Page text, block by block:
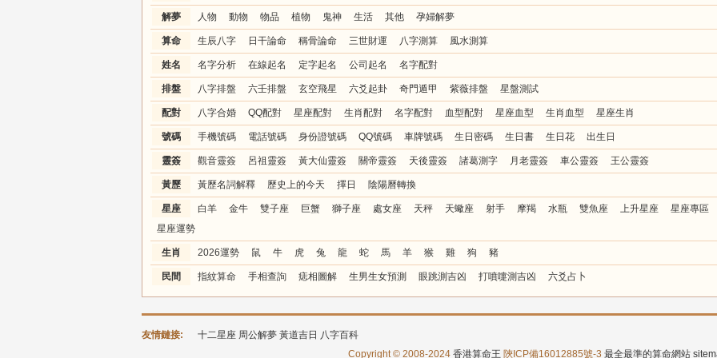
解夢 人物 動物 物品 植物 鬼神 生活 其他 孕婦解夢
算命 生辰八字 日干論命 稱骨論命 三世財運 八字測算 風水測算
姓名 名字分析 在線起名 定字起名 公司起名 名字配對
排盤 八字排盤 六壬排盤 玄空飛星 六爻起卦 奇門遁甲 紫薇排盤 星盤測試
配對 八字合婚 QQ配對 星座配對 生肖配對 名字配對 血型配對 星座血型 生肖血型 星座生肖
號碼 手機號碼 電話號碼 身份證號碼 QQ號碼 車牌號碼 生日密碼 生日書 生日花 出生日
靈簽 觀音靈簽 呂祖靈簽 黃大仙靈簽 關帝靈簽 天後靈簽 諸葛測字 月老靈簽 車公靈簽 王公靈簽
黃歷 黃歷名詞解釋 歷史上的今天 擇日 陰陽曆轉換
星座 白羊 金牛 雙子座 巨蟹 獅子座 處女座 天秤 天蠍座 射手 摩羯 水瓶 雙魚座 上升星座
星座專區
星座運勢
生肖 2026運勢 鼠 牛 虎 兔 龍 蛇 馬 羊 猴 雞 狗 豬
民間 指紋算命 手相查詢 痣相圖解 生男生女預測 眼跳測吉凶 打噴嚏測吉凶 六爻占卜
友情鏈接: 十二星座 周公解夢 黃道吉日 八字百科
Copyright © 2008-2024 香港算命王 陝ICP備16012885號-3 最全最準的算命網站